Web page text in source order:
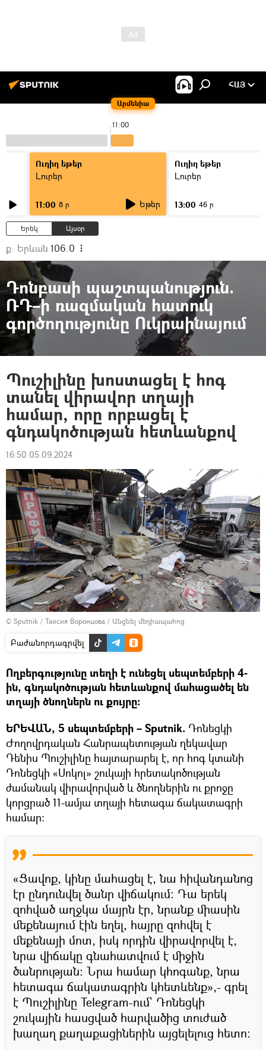
Արմենիա
ՀԱՅ
11:00
Ուղիղ եթեր
Լուրեր
11:00 8 ր Եթեր
Ուղիղ եթեր
Լուրեր
13:00 46 ր
Երեկ Այսօր
ք. Երևան 106.0
Դոնբասի պաշտպանություն.
ՌԴ–ի ռազմական հատուկ
գործողությունը Ուկրաինայում
Պուշիլինը խոստացել է հոգ
տանել վիրավոր տղայի
համար, որը որբացել է
գնդակոծության հետևանքով
16:50 05.09.2024
© Sputnik / Таисия Воронцова / Անցնել մեդիապահոց
Բաժանորդագրվել
Ողբերգությունը տեղի է ունեցել սեպտեմբերի 4-
ին, գնդակոծության հետևանքով մահացածել են
տղայի ծնողներն ու քույրը։
ԵՐԵՎԱՆ, 5 սեպտեմբերի – Sputnik. Դոնեցկի
Ժողովրդական Հանրապետության ղեկավար
Դենիս Պուշիլինը հայտարարել է, որ հոգ կտանի
Դոնեցկի «Սոկոլ» շուկայի հրետակոծության
ժամանակ վիրավորված և ծնողներին ու քրոջը
կորցրած 11-ամյա տղայի հետագա ճակատագրի
համար։
«Ցավոք, կինը մահացել է, նա հիվանդանոց
էր ընդունվել ծանր վիճակում։ Դա երեկ
զոհված աղջկա մայրն էր, նրանք միասին
մեքենայում էին եղել, հայրը զոհվել է
մեքենայի մոտ, իսկ որդին վիրավորվել է,
նրա վիճակը գնահատվում է միջին
ծանրության: Նրա համար կհոգանք, նրա
հետագա ճակատագրին կհետևենք»,- գրել
է Պուշիլինը Telegram-ում՝ Դոնեցկի
շուկային հասցված հարվածից տուժած
խաղաղ քաղաքացիներին այցելելուց հետո։